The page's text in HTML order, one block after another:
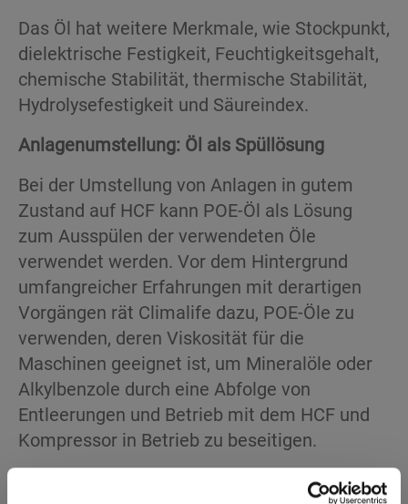
Das Öl hat weitere Merkmale, wie Stockpunkt,
dielektrische Festigkeit, Feuchtigkeitsgehalt,
chemische Stabilität, thermische Stabilität,
Hydrolysefestigkeit und Säureindex.
Anlagenumstellung: Öl als Spüllösung
Bei der Umstellung von Anlagen in gutem
Zustand auf HCF kann POE-Öl als Lösung
zum Ausspülen der verwendeten Öle
verwendet werden. Vor dem Hintergrund
umfangreicher Erfahrungen mit derartigen
Vorgängen rät Climalife dazu, POE-Öle zu
verwenden, deren Viskosität für die
Maschinen geeignet ist, um Mineralöle oder
Alkylbenzole durch eine Abfolge von
Entleerungen und Betrieb mit dem HCF und
Kompressor in Betrieb zu beseitigen.
Die Kompatibilität aller Elemente im Kreislauf